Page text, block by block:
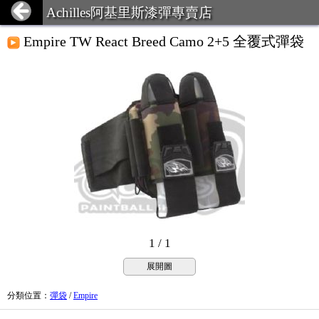
Achilles阿基里斯漆彈專賣店
Empire TW React Breed Camo 2+5 全覆式彈袋
1 / 1
展開圖
分類位置 ： 彈袋 /Empire